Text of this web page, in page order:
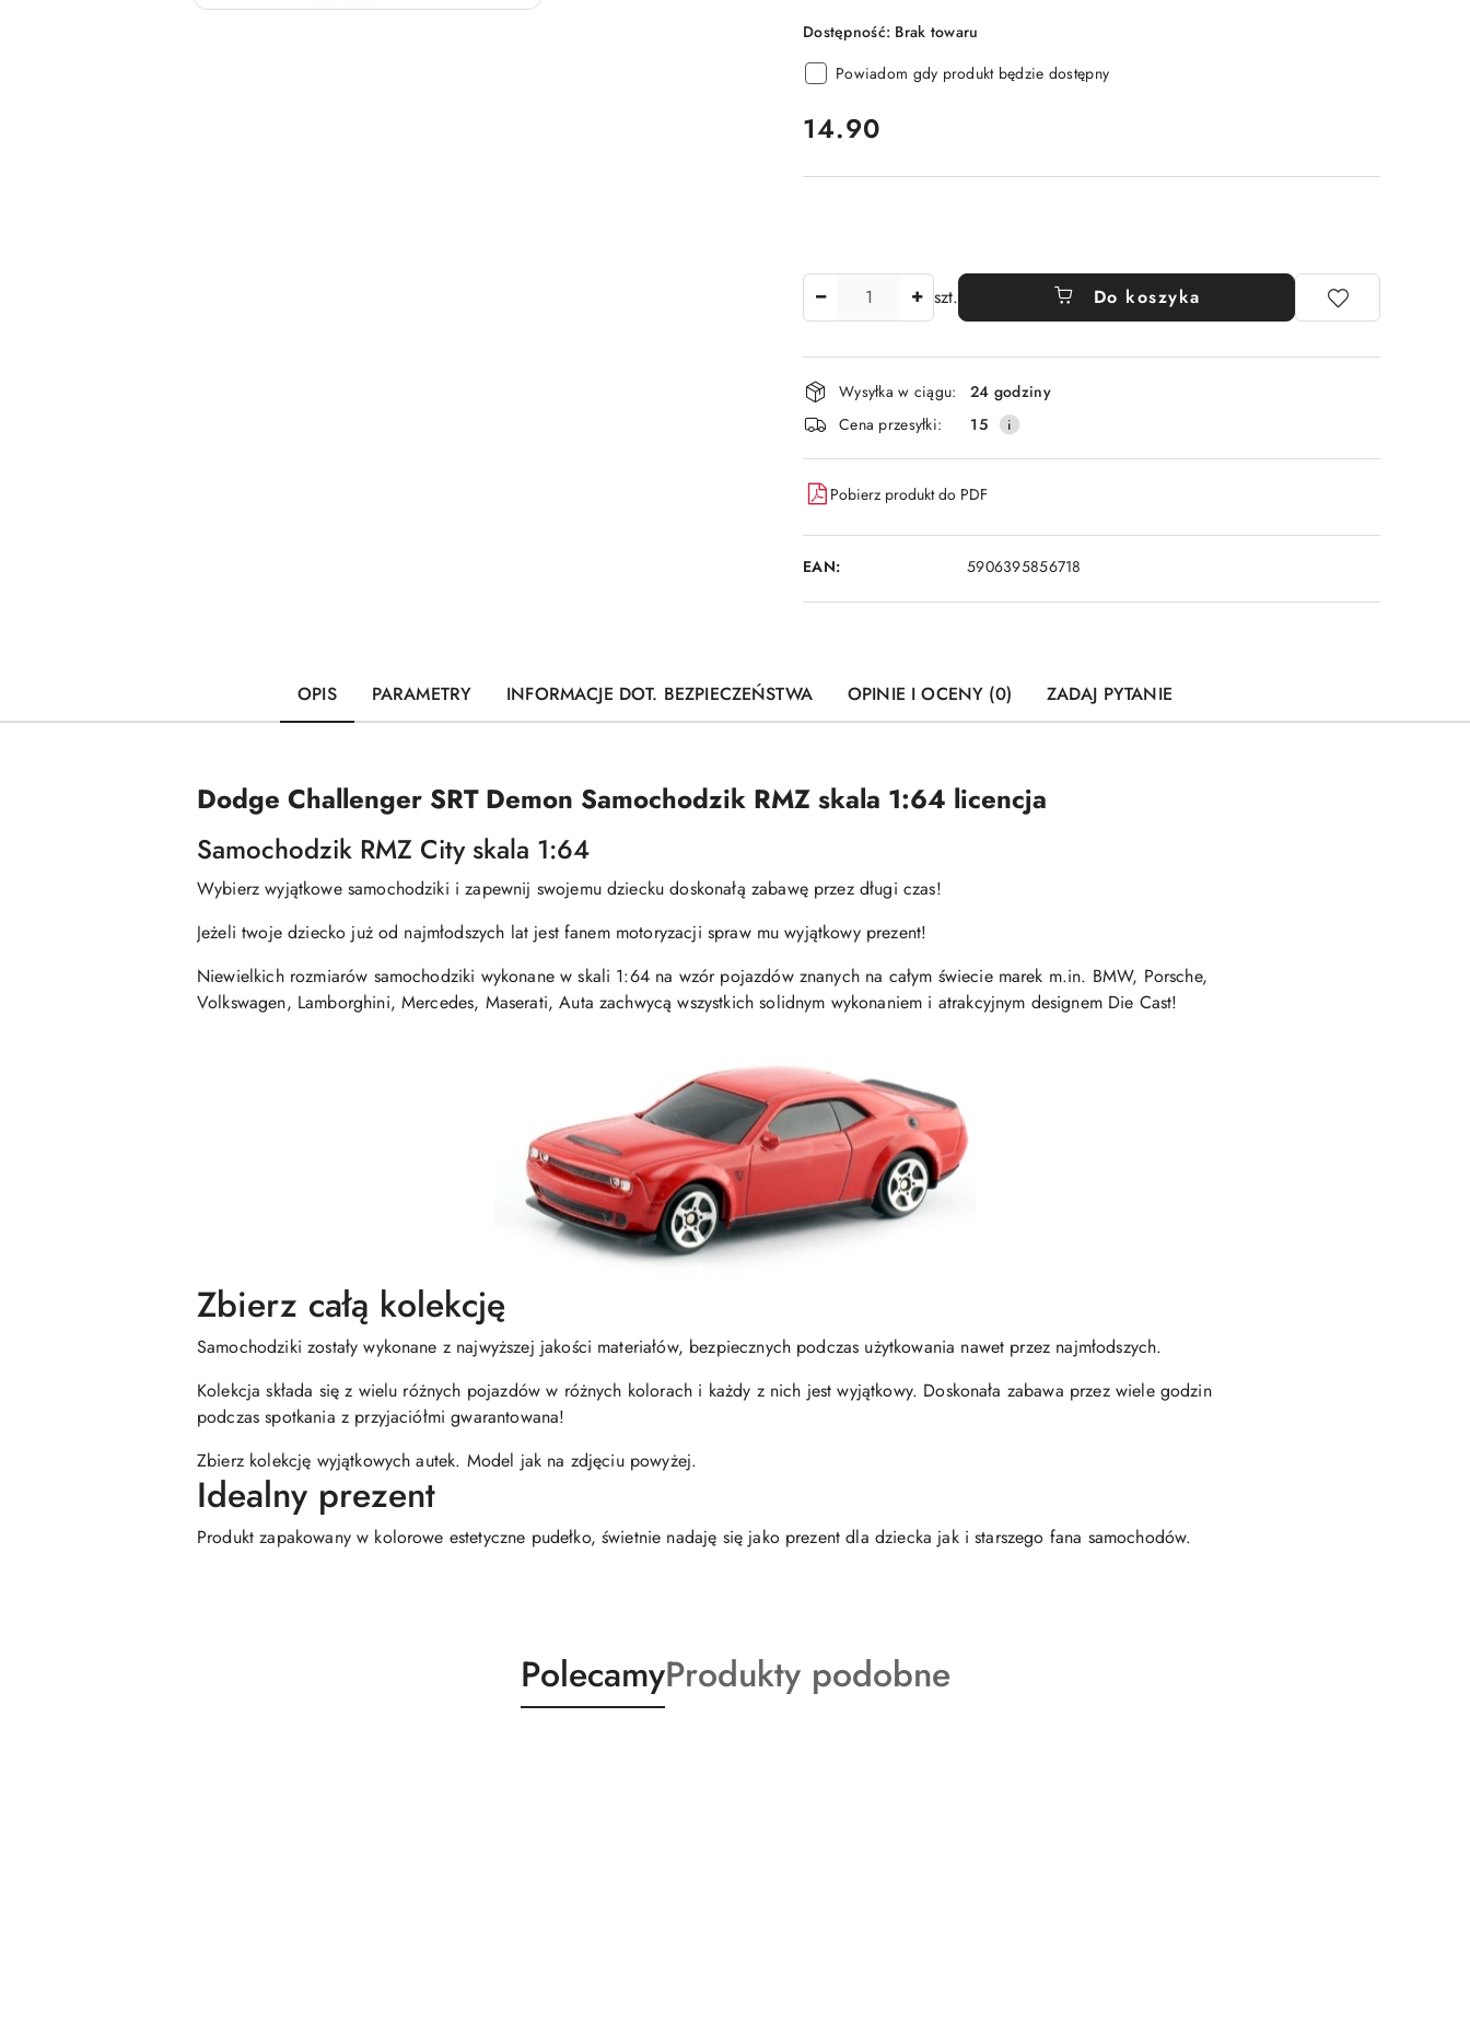
Dostępność: Brak towaru
Powiadom gdy produkt będzie dostępny
cena:
14.90
szt. Do koszyka
Dostępność
i
dostawa
Wysyłka w ciągu:
24 godziny
Cena przesyłki:
15
Pobierz produkt do PDF
EAN: 5906395856718
OPIS PARAMETRY INFORMACJE DOT. BEZPIECZEŃSTWA OPINIE I OCENY (0) ZADAJ PYTANIE
Dodge Challenger SRT Demon Samochodzik RMZ skala 1:64 licencja
Samochodzik RMZ City skala 1:64
Wybierz wyjątkowe samochodziki i zapewnij swojemu dziecku doskonałą zabawę przez długi czas!
Jeżeli twoje dziecko już od najmłodszych lat jest fanem motoryzacji spraw mu wyjątkowy prezent!
Niewielkich rozmiarów samochodziki wykonane w skali 1:64 na wzór pojazdów znanych na całym świecie marek m.in. BMW, Porsche,
Volkswagen, Lamborghini, Mercedes, Maserati, Auta zachwycą wszystkich solidnym wykonaniem i atrakcyjnym designem Die Cast!
Zbierz całą kolekcję
Samochodziki zostały wykonane z najwyższej jakości materiałów, bezpiecznych podczas użytkowania nawet przez najmłodszych.
Kolekcja składa się z wielu różnych pojazdów w różnych kolorach i każdy z nich jest wyjątkowy. Doskonała zabawa przez wiele godzin
podczas spotkania z przyjaciółmi gwarantowana!
Zbierz kolekcję wyjątkowych autek. Model jak na zdjęciu powyżej.
Idealny prezent
Produkt zapakowany w kolorowe estetyczne pudełko, świetnie nadaję się jako prezent dla dziecka jak i starszego fana samochodów.
Produkty
o
PolecamyProdukty
o
Produkty podobne